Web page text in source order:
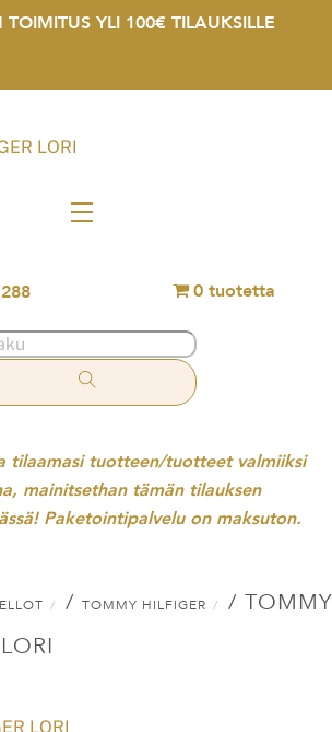
YLI 100€ TILAUKSILLE
Menu
0 tuotetta
tilaamasi tuotteen/tuotteet valmiiksi
mainitsethan tämän tilauksen
Paketointipalvelu on maksuton.
/ TOMMY HILFIGER
/ TOMMY